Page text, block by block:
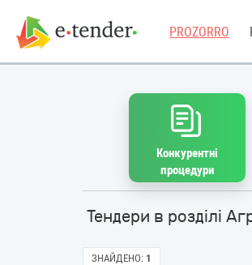
PROZORRO
Конкурентні
процедури
Тендери в розділі
ЗНАЙДЕНО: 1